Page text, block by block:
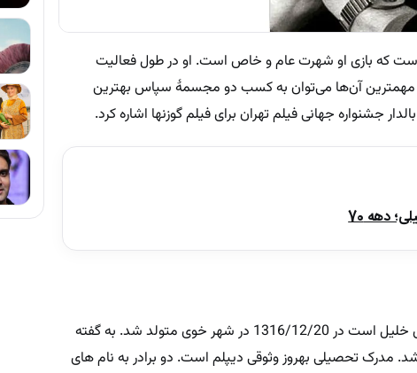
است که بازی او شهرت عام و خاص است. او در طول فعالیت
مهمترین آن‌ها می‌توان به کسب دو مجسمهٔ سپاس بهترین
جشنواره جهانی فیلم تهران برای فیلم گوزنها اشاره کرد.
دهه 70
بهروز وثوقی بازیگر سینما و تلویزیون که در شناسنامه نام اصلی اش خلیل است در 1316/12/20 در شهر خوی متولد شد. به گفته
تحصیلی بهروز وثوقی دیپلم است. دو برادر به نام های